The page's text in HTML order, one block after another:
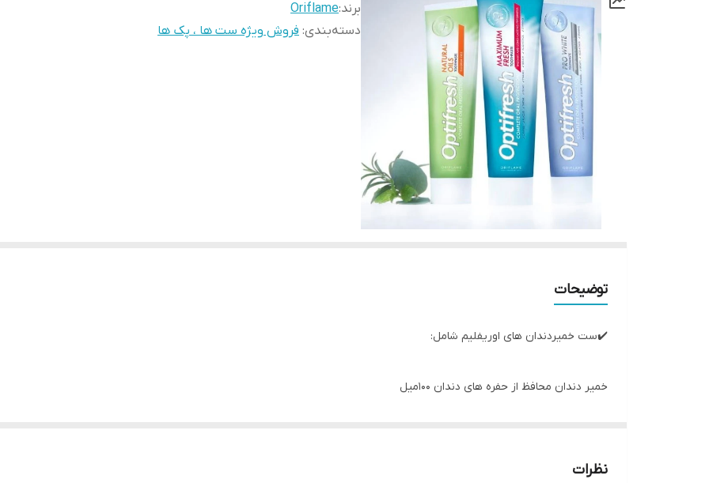
برند:Oriflame
دسته‌بندی: فروش ویژه ست ها ، پک ها
توضیحات
✔️ست خمیردندان های اوریفلیم شامل:
خمیر دندان محافظ از حفره های دندان ۱۰۰میل
نظرات